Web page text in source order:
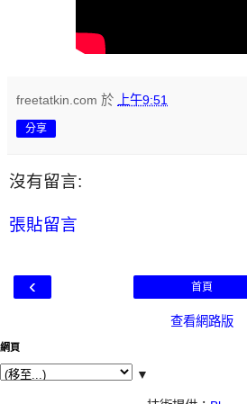
freetatkin.com 於 上午9:51
分享
沒有留言:
張貼留言
‹ 首頁
查看網路版
網頁
▼